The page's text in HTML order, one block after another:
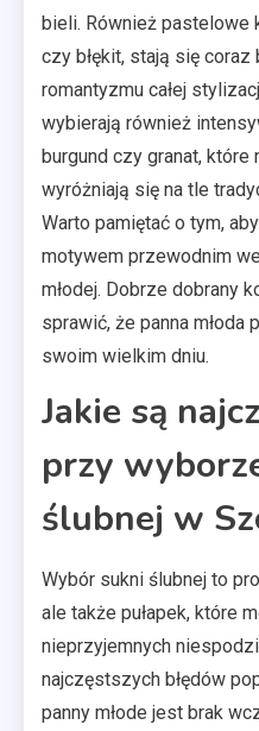
bieli. Również pastelowe
czy błękit, stają się
romantyzmu całej
wybierają również
burgund czy granat, które
wyróżniają się na tle
Warto pamiętać o tym,
motywem przewodnim
młodej. Dobrze dobrany
sprawić, że panna
swoim wielkim dniu.
Jakie są
przy
ślubnej w
Wybór sukni ślubnej to
ale także pułapek, które
nieprzyjemnych
najczęstszych błędów
panny młode jest brak